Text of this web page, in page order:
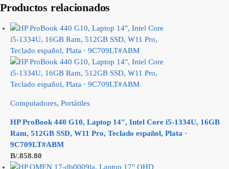
Productos relacionados
Computadores, Portátiles
HP ProBook 440 G10, Laptop 14″, Intel Core i5-1334U, 16GB
Ram, 512GB SSD, W11 Pro, Teclado español, Plata ·
9C709LT#ABM
B/.858.80